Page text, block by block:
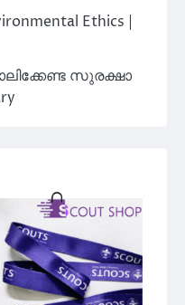
Ethics |
സുരക്ഷാ